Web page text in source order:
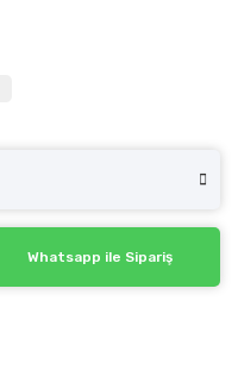
Whatsapp ile Sipariş